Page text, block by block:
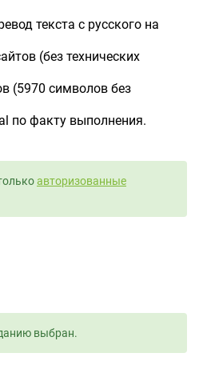
текста с русского на
(без технических
(5970 символов без
по факту выполнения.
авторизованные
выбран.